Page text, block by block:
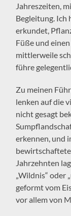
Jahreszeiten,
Begleitung. Ich
erkundet,
Füße und
mittlerweile
führe
Zu meinen
lenken auf die
nicht gesagt
erkennen, und
Jahrzehnten
„Wildnis“ oder
geformt vom
vor allem von